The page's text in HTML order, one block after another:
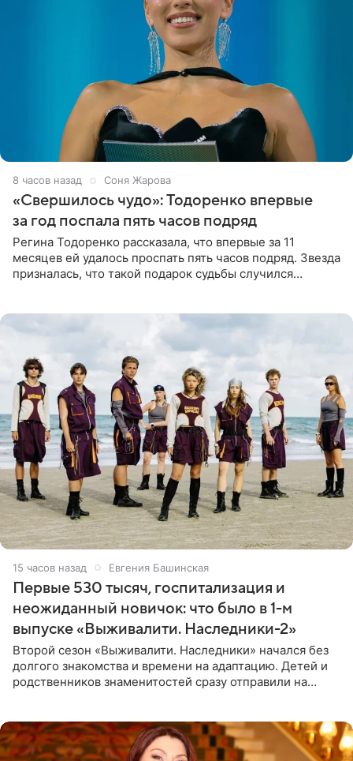
8 часов назад Соня Жарова
«Свершилось чудо»: Тодоренко впервые
за год поспала пять часов подряд
Регина Тодоренко рассказала, что впервые за 11
месяцев ей удалось проспать пять часов подряд. Звезда
призналась, что такой подарок судьбы случился
15 часов назад Евгения Башинская
Первые 530 тысяч, госпитализация и
неожиданный новичок: что было в 1-м
выпуске «Выживалити. Наследники-2»
Второй сезон «Выживалити. Наследники» начался без
долгого знакомства и времени на адаптацию. Детей и
родственников знаменитостей сразу отправили на